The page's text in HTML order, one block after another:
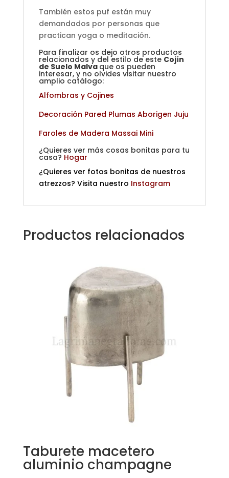
También estos puf están muy
demandados por personas que
practican yoga o meditación.
Para finalizar os dejo otros productos
relacionados y del estilo de este Cojín
de Suelo Malva que os pueden
interesar, y no olvides visitar nuestro
amplio catálogo:
Alfombras y Cojines
Decoración Pared Plumas Aborigen Juju
Faroles de Madera Massai Mini
¿Quieres ver más cosas bonitas para tu
casa? Hogar
¿Quieres ver fotos bonitas de nuestros
atrezzos? Visita nuestro Instagram
Productos relacionados
Taburete macetero
aluminio champagne